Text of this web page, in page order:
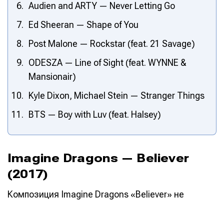
Audien and ARTY — Never Letting Go
Ed Sheeran — Shape of You
Post Malone — Rockstar (feat. 21 Savage)
ODESZA — Line of Sight (feat. WYNNE &
Mansionair)
Kyle Dixon, Michael Stein — Stranger Things
BTS — Boy with Luv (feat. Halsey)
Imagine Dragons — Believer
(2017)
Композиция Imagine Dragons «Believer» не